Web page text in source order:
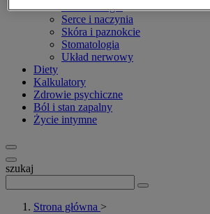
Reumatologia
Serce i naczynia
Skóra i paznokcie
Stomatologia
Układ nerwowy
Diety
Kalkulatory
Zdrowie psychiczne
Ból i stan zapalny
Życie intymne
szukaj
Strona główna >